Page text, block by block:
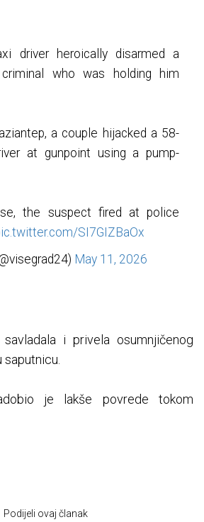
driver heroically disarmed a
who was holding him
a couple hijacked a 58-
at gunpoint using a pump-
the suspect fired at police
SI7GIZBaOx
May 11, 2026
i privela osumnjičenog
saputnicu.
je lakše povrede tokom
Podijeli ovaj članak